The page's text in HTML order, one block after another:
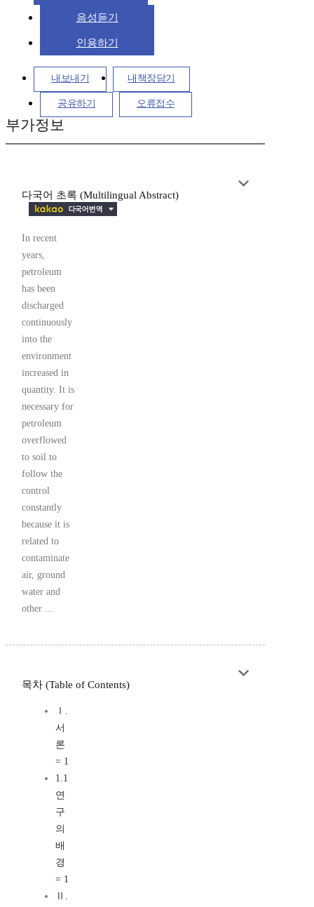
음성듣기
인용하기
내보내기 내책장담기
공유하기 오류접수
부가정보
다국어 초록 (Multilingual Abstract)
In recent
years,
petroleum
has been
discharged
continuously
into the
environment
increased in
quantity. It is
necessary for
petroleum
overflowed
to soil to
follow the
control
constantly
because it is
related to
contaminate
air, ground
water and
other ...
목차 (Table of Contents)
Ⅰ.
서
론
= 1
1.1
연
구
의
배
경
= 1
Ⅱ.